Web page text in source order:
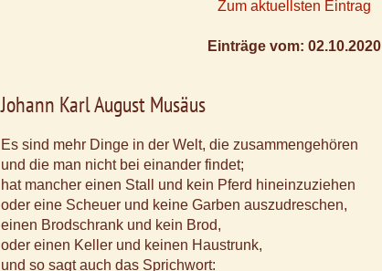
Zum aktuellsten Eintrag
Einträge vom: 02.10.2020
Johann Karl August Musäus
Es sind mehr Dinge in der Welt, die zusammengehören
und die man nicht bei einander findet;
hat mancher einen Stall und kein Pferd hineinzuziehen
oder eine Scheuer und keine Garben auszudreschen,
einen Brodschrank und kein Brod,
oder einen Keller und keinen Haustrunk,
und so sagt auch das Sprichwort: